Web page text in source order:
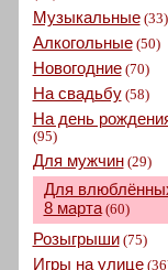
Музыкальные(33)
Алкогольные(50)
Новогодние(70)
На свадьбу(58)
На день
(95)
Для мужчин(29)
Для
8 марта(60)
Розыгрыши(75)
Игры на улице